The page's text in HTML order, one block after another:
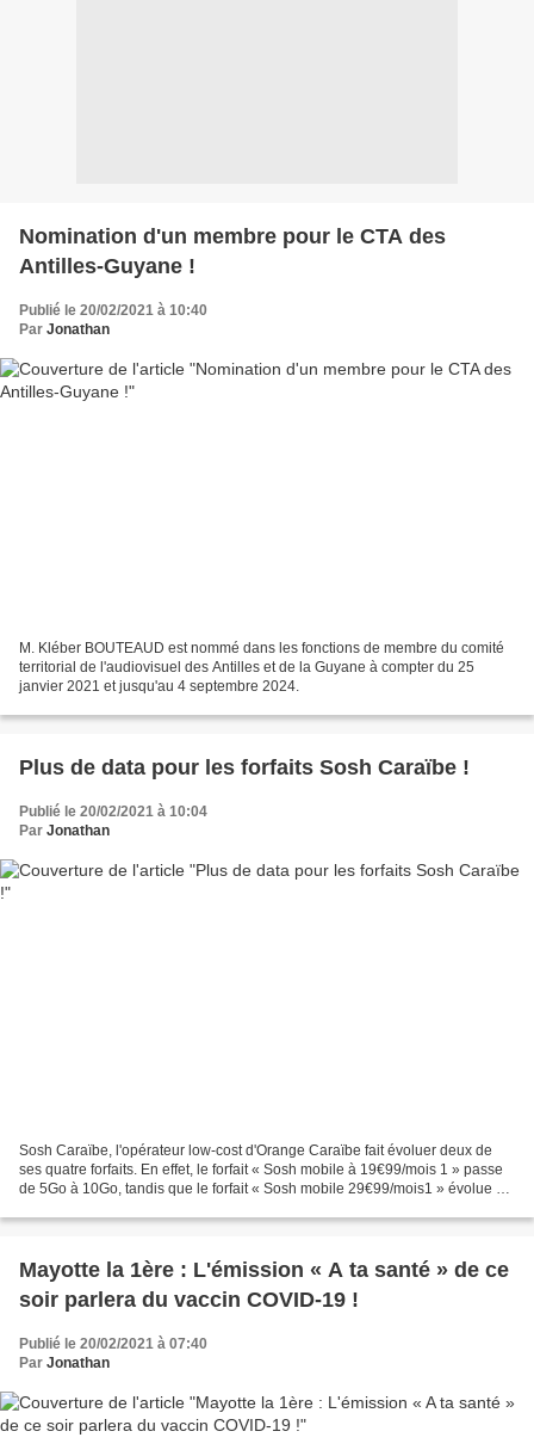
Nomination d'un membre pour le CTA des
Antilles-Guyane !
Publié le 20/02/2021 à 10:40
Par Jonathan
M. Kléber BOUTEAUD est nommé dans les fonctions de membre du comité
territorial de l'audiovisuel des Antilles et de la Guyane à compter du 25
janvier 2021 et jusqu'au 4 septembre 2024.
Plus de data pour les forfaits Sosh Caraïbe !
Publié le 20/02/2021 à 10:04
Par Jonathan
Sosh Caraïbe, l'opérateur low-cost d'Orange Caraïbe fait évoluer deux de
ses quatre forfaits. En effet, le forfait « Sosh mobile à 19€99/mois 1 » passe
de 5Go à 10Go, tandis que le forfait « Sosh mobile 29€99/mois1 » évolue de
Mayotte la 1ère : L'émission « A ta santé » de ce
soir parlera du vaccin COVID-19 !
Publié le 20/02/2021 à 07:40
Par Jonathan